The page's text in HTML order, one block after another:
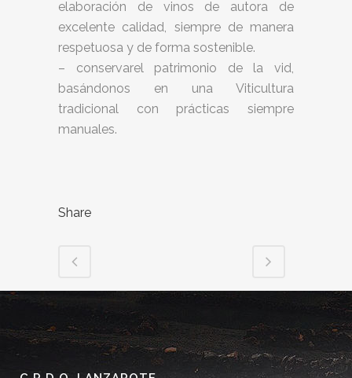
elaboración de vinos de autora de
excelente calidad, siempre de manera
respetuosa y de forma sostenible.
– conservarel patrimonio de la vid,
basándonos en una Viticultura
tradicional con prácticas siempre
manuales.
Share